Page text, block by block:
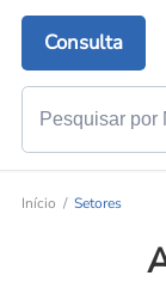
Consulta
Início Setores